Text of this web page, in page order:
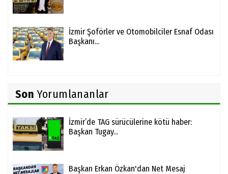
İzmir Şoförler ve Otomobilciler Esnaf Odası
Başkanı...
Son Yorumlananlar
İzmir’de TAG sürücülerine kötü haber:
Başkan Tugay...
Başkan Erkan Özkan'dan Net Mesaj